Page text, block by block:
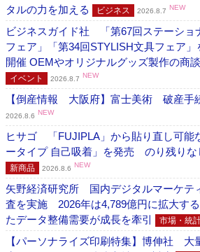
タルの力を加える
ビジネス 2026.8.7 NEW
ビジネスガイド社 「第67回ステーショ
フェア」「第34回STYLISH文具フェア
開催 OEMやオリジナルグッズ製作の商
イベント 2026.8.7 NEW
【倒産情報 大阪府】富士美術 破産手
2026.8.6 NEW
ヒサゴ 「FUJIPLA」から貼り直し可能
ータイプ 自己吸着」を発売 のり残りな
新商品 2026.8.6 NEW
矢野経済研究所 国内デジタルマーケテ
査を実施 2026年は4,789億円に拡大す
たデータ整備需要が成長を牽引
市場・統
【パーソナライズ印刷特集】博伸社 大